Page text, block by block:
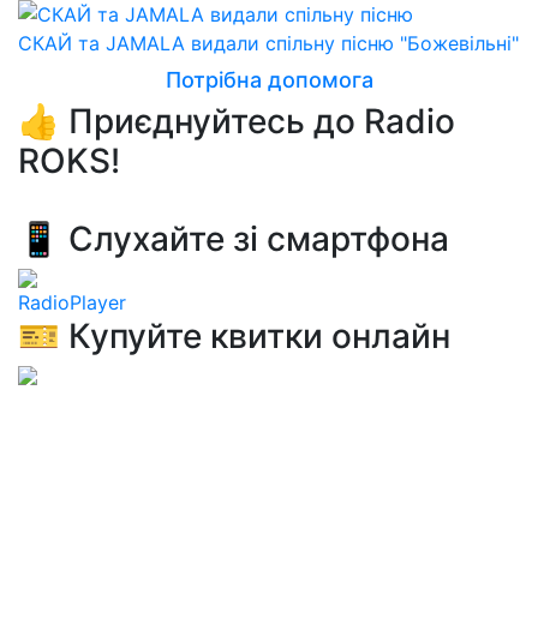
СКАЙ та JAMALA видали спільну пісню "Божевільні"
Потрібна допомога
👍 Приєднуйтесь до Radio
ROKS!
📱 Слухайте зі смартфона
RadioPlayer
🎫 Купуйте квитки онлайн